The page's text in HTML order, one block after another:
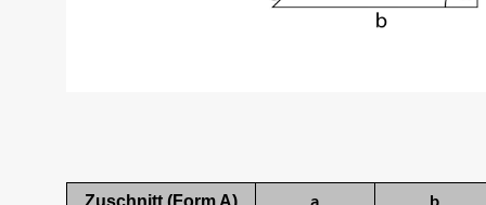
Zuschnitt (Form A) a b